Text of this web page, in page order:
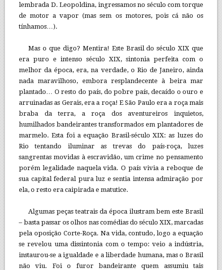
lembrada D. Leopoldina, ingressamos no século com torque
de motor a vapor (mas sem os motores, pois cá não os
tínhamos…).
Mas o que digo? Mentira! Este Brasil do século XIX que
era puro e intenso século XIX, sintonia perfeita com o
melhor da época, era, na verdade, o Rio de Janeiro, ainda
nada maravilhoso, embora resplandecente à beira mar
plantado… O resto do país, do pobre país, decaído o ouro e
arruinadas as Gerais, era a roça! E São Paulo era a roça mais
braba da terra, a roça dos aventureiros inquietos,
humilhados bandeirantes transformados em plantadores de
marmelo. Esta foi a equação Brasil-século XIX: as luzes do
Rio tentando iluminar as trevas do país-roça, luzes
sangrentas movidas à escravidão, um crime no pensamento
porém legalidade naquela vida. O país vivia a reboque de
sua capital federal pura luz e sentia intensa admiração por
ela, o resto era caipirada e matutice.
Algumas peças teatrais da época ilustram bem este Brasil
– basta passar os olhos nas comédias do século XIX, marcadas
pela oposição Corte-Roça. Na vida, contudo, logo a equação
se revelou uma dissintonia com o tempo: veio a indústria,
instaurou-se a igualdade e a liberdade humana, mas o Brasil
não viu. Foi o furor bandeirante quem assumiu tais